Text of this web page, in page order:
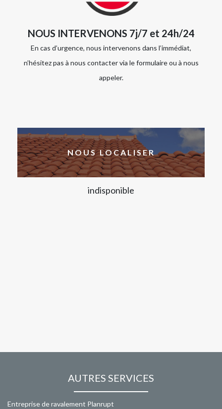
NOUS INTERVENONS 7j/7 et 24h/24
En cas d’urgence, nous intervenons dans l’immédiat,
n’hésitez pas à nous contacter via le formulaire ou à nous
appeler.
NOUS LOCALISER
indisponible
AUTRES SERVICES
Entreprise de ravalement Planrupt